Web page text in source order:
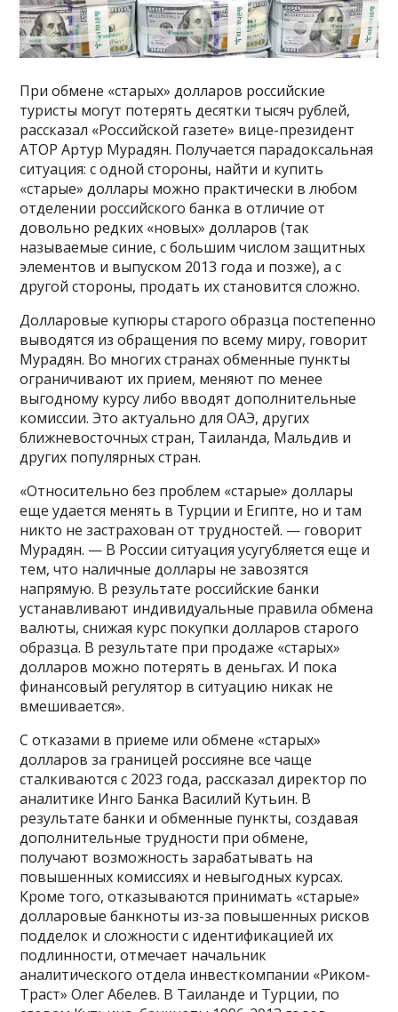
При обмене «старых» долларов российские
туристы могут потерять десятки тысяч рублей,
рассказал «Российской газете» вице-президент
АТОР Артур Мурадян. Получается парадоксальная
ситуация: с одной стороны, найти и купить
«старые» доллары можно практически в любом
отделении российского банка в отличие от
довольно редких «новых» долларов (так
называемые синие, с большим числом защитных
элементов и выпуском 2013 года и позже), а с
другой стороны, продать их становится сложно.
Долларовые купюры старого образца постепенно
выводятся из обращения по всему миру, говорит
Мурадян. Во многих странах обменные пункты
ограничивают их прием, меняют по менее
выгодному курсу либо вводят дополнительные
комиссии. Это актуально для ОАЭ, других
ближневосточных стран, Таиланда, Мальдив и
других популярных стран.
«Относительно без проблем «старые» доллары
еще удается менять в Турции и Египте, но и там
никто не застрахован от трудностей. — говорит
Мурадян. — В России ситуация усугубляется еще и
тем, что наличные доллары не завозятся
напрямую. В результате российские банки
устанавливают индивидуальные правила обмена
валюты, снижая курс покупки долларов старого
образца. В результате при продаже «старых»
долларов можно потерять в деньгах. И пока
финансовый регулятор в ситуацию никак не
вмешивается».
С отказами в приеме или обмене «старых»
долларов за границей россияне все чаще
сталкиваются с 2023 года, рассказал директор по
аналитике Инго Банка Василий Кутьин. В
результате банки и обменные пункты, создавая
дополнительные трудности при обмене,
получают возможность зарабатывать на
повышенных комиссиях и невыгодных курсах.
Кроме того, отказываются принимать «старые»
долларовые банкноты из-за повышенных рисков
подделок и сложности с идентификацией их
подлинности, отмечает начальник
аналитического отдела инвесткомпании «Риком-
Траст» Олег Абелев. В Таиланде и Турции, по